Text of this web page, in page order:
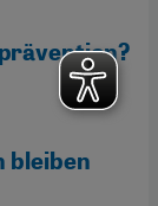
bleiben